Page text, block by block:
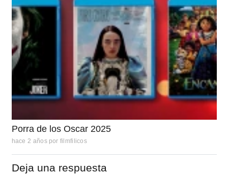
Porra de los Oscar 2025
hace 2 años por filmfilicos
Deja una respuesta